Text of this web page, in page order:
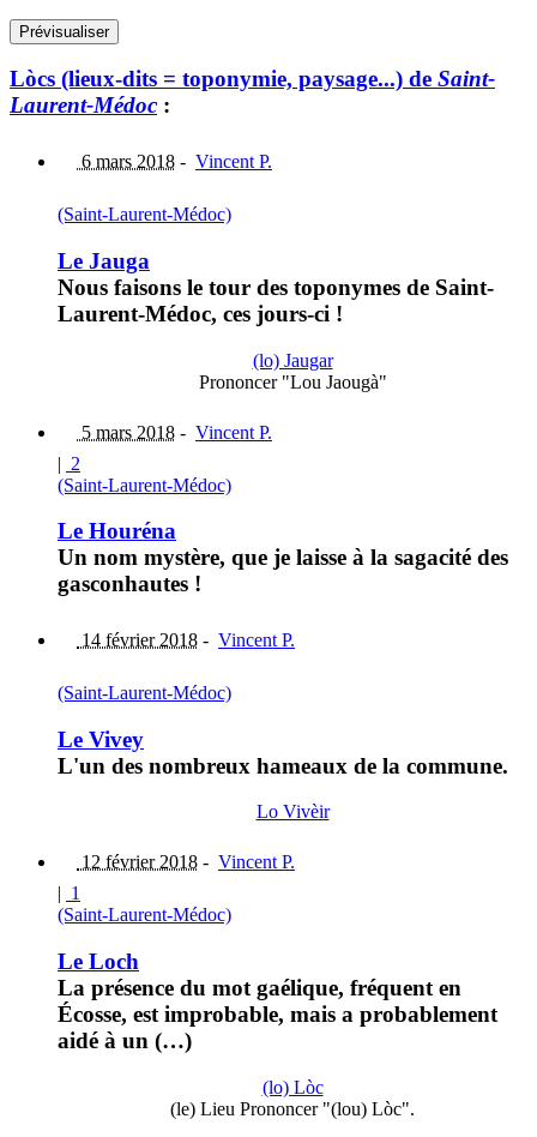
Lòcs (lieux-dits = toponymie, paysage...) de Saint-
Laurent-Médoc :
6 mars 2018 - Vincent P.
(Saint-Laurent-Médoc)
Le Jauga
Nous faisons le tour des toponymes de Saint-
Laurent-Médoc, ces jours-ci !
(lo) Jaugar
Prononcer "Lou Jaougà"
5 mars 2018 - Vincent P.
| 2
(Saint-Laurent-Médoc)
Le Houréna
Un nom mystère, que je laisse à la sagacité des
gasconhautes !
14 février 2018 - Vincent P.
(Saint-Laurent-Médoc)
Le Vivey
L'un des nombreux hameaux de la commune.
Lo Vivèir
12 février 2018 - Vincent P.
| 1
(Saint-Laurent-Médoc)
Le Loch
La présence du mot gaélique, fréquent en
Écosse, est improbable, mais a probablement
aidé à un (…)
(lo) Lòc
(le) Lieu Prononcer "(lou) Lòc".